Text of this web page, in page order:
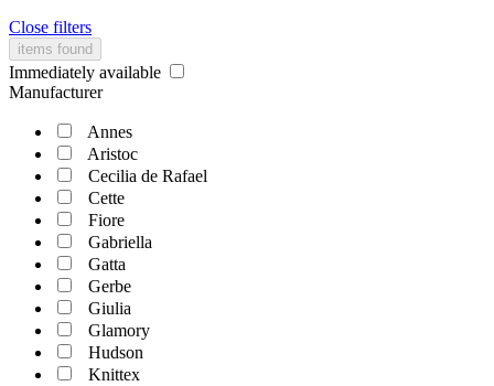
Close filters
items found
Immediately available
Manufacturer
Annes
Aristoc
Cecilia de Rafael
Cette
Fiore
Gabriella
Gatta
Gerbe
Giulia
Glamory
Hudson
Knittex